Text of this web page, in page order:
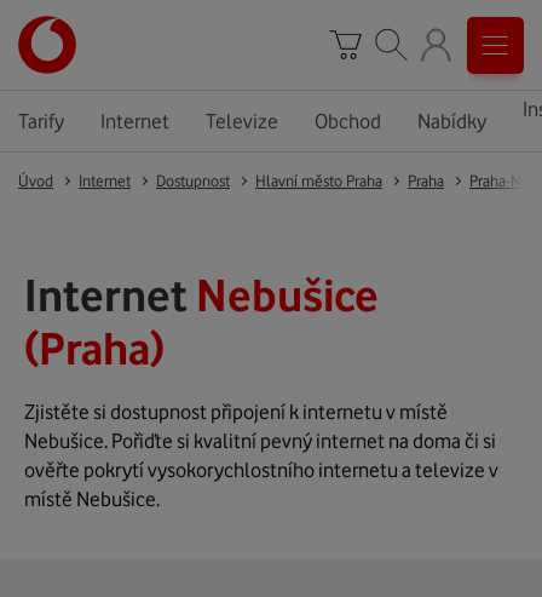
Tarify Internet Televize Obchod Nabídky
Úvod Internet Dostupnost Hlavní město Praha Praha Praha-
Internet Nebušice
(Praha)
Zjistěte si dostupnost připojení k internetu v místě
Nebušice. Pořiďte si kvalitní pevný internet na doma či si
ověřte pokrytí vysokorychlostního internetu a televize v
místě Nebušice.